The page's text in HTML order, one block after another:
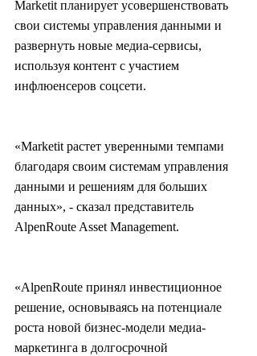
Marketit планирует усовершенствовать
свои системы управления данными и
развернуть новые медиа-сервисы,
используя контент с участием
инфлюенсеров соцсети.
«Marketit растет уверенными темпами
благодаря своим системам управления
данными и решениям для больших
данных», - сказал представитель
AlpenRoute Asset Management.
«AlpenRoute принял инвестиционное
решение, основываясь на потенциале
роста новой бизнес-модели медиа-
маркетинга в долгосрочной